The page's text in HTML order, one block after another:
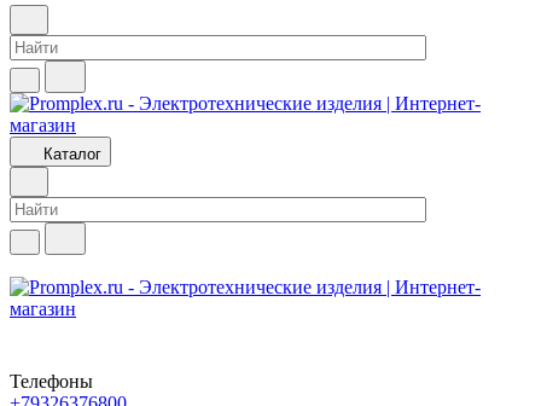
Каталог
Телефоны